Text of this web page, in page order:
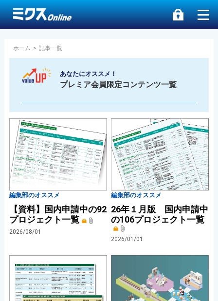
ホーム > 記事一覧
あなたにオススメ！
プレミア会員限定コンテンツ一覧
編集部のオススメ
【資料】国内申請中の92
プロジェクト一覧
2026/08/01
編集部のオススメ
26年１月版 国内申請中
の106プロジェクト一覧
2026/01/01